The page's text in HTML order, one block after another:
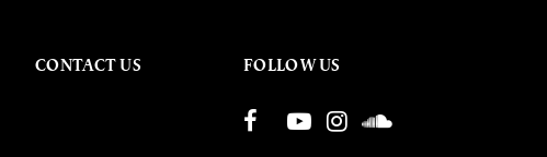
CONTACT US FOLLOW US